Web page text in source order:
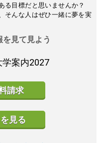
る目標だと思いませんか？
そんな人はぜひ一緒に夢を実
見て見よう
学案内2027
請求
見る